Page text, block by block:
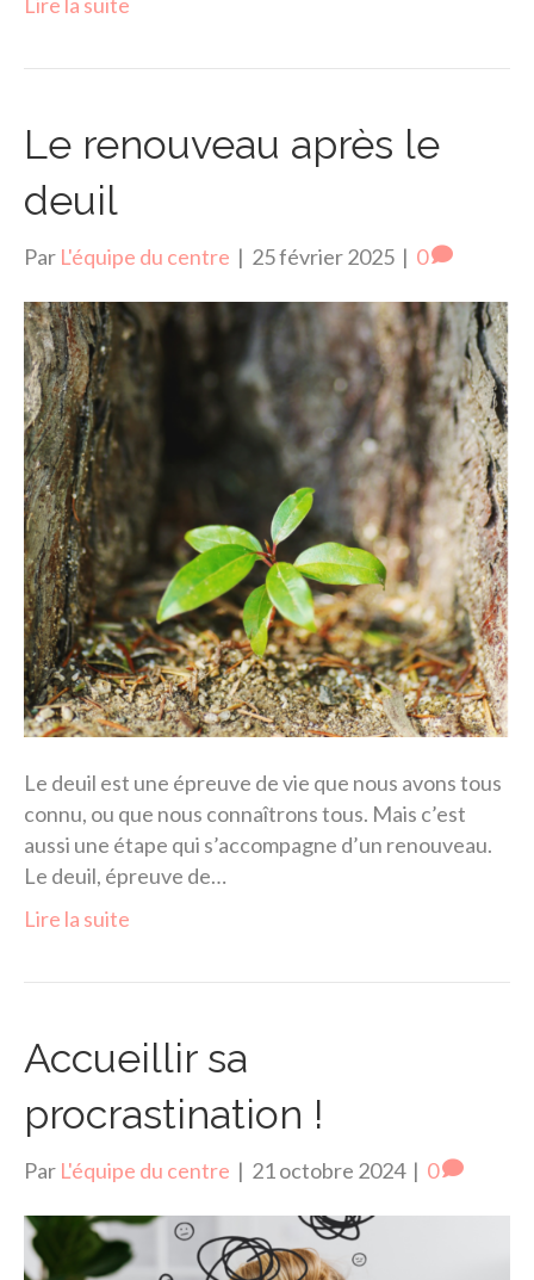
Le renouveau après le
deuil
Par L'équipe du centre | 25 février 2025 | 0
Le deuil est une épreuve de vie que nous avons tous
connu, ou que nous connaîtrons tous. Mais c’est
aussi une étape qui s’accompagne d’un renouveau.
Le deuil, épreuve de…
Lire la suite
Accueillir sa
procrastination !
Par L'équipe du centre | 21 octobre 2024 | 0